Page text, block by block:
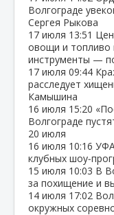
Волгограде
Сергея Рыкова
17 июля 13:51
овощи и топливо
инструменты —
17 июля 09:44
расследует
Камышина
16 июля 15:20
Волгограде
20 июля
16 июля 10:16
клубных
15 июля 10:03 В
за похищение и
14 июля 17:02
окружных